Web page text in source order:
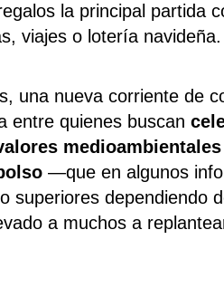
la principal partida
viajes o lotería
una nueva corriente de
entre quienes buscan
—que en algunos
superiores dependiendo
a muchos a